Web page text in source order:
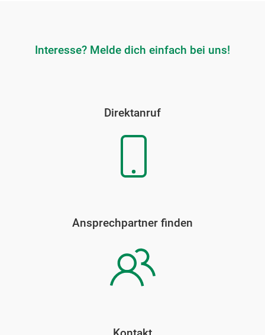
Interesse? Melde dich einfach bei uns!
Direktanruf
Ansprechpartner finden